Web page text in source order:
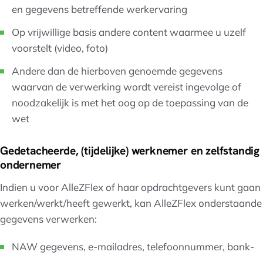
en gegevens betreffende werkervaring
Op vrijwillige basis andere content waarmee u uzelf
voorstelt (video, foto)
Andere dan de hierboven genoemde gegevens
waarvan de verwerking wordt vereist ingevolge of
noodzakelijk is met het oog op de toepassing van de
wet
Gedetacheerde, (tijdelijke) werknemer en zelfstandig
ondernemer
Indien u voor AlleZFlex of haar opdrachtgevers kunt gaan
werken/werkt/heeft gewerkt, kan AlleZFlex onderstaande
gegevens verwerken:
NAW gegevens, e-mailadres, telefoonnummer, bank-